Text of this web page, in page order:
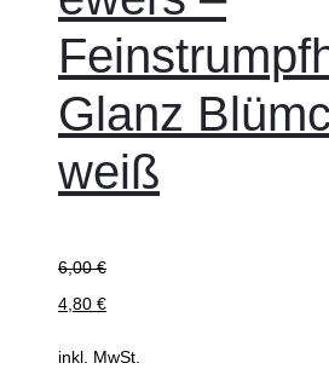
Glanz
weiß
6,00€
4,80 €
inkl. MwSt.